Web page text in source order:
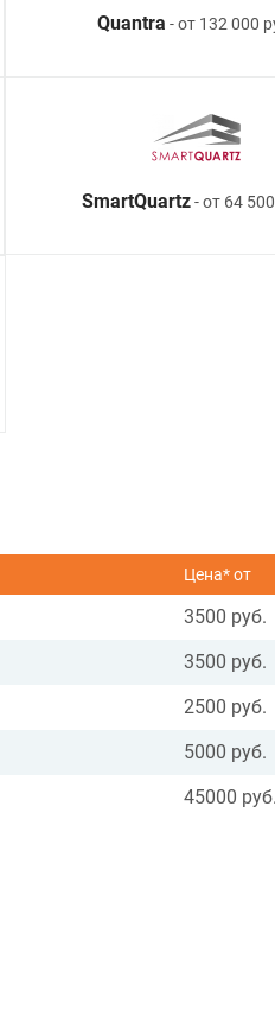
Quantra - от 132 000
SmartQuartz- от 64
Цена* от
3500 руб.
3500 руб.
2500 руб.
5000 руб.
45000 руб.